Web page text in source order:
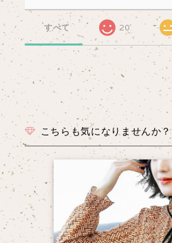
すべて 20
こちらも気になりませんか？